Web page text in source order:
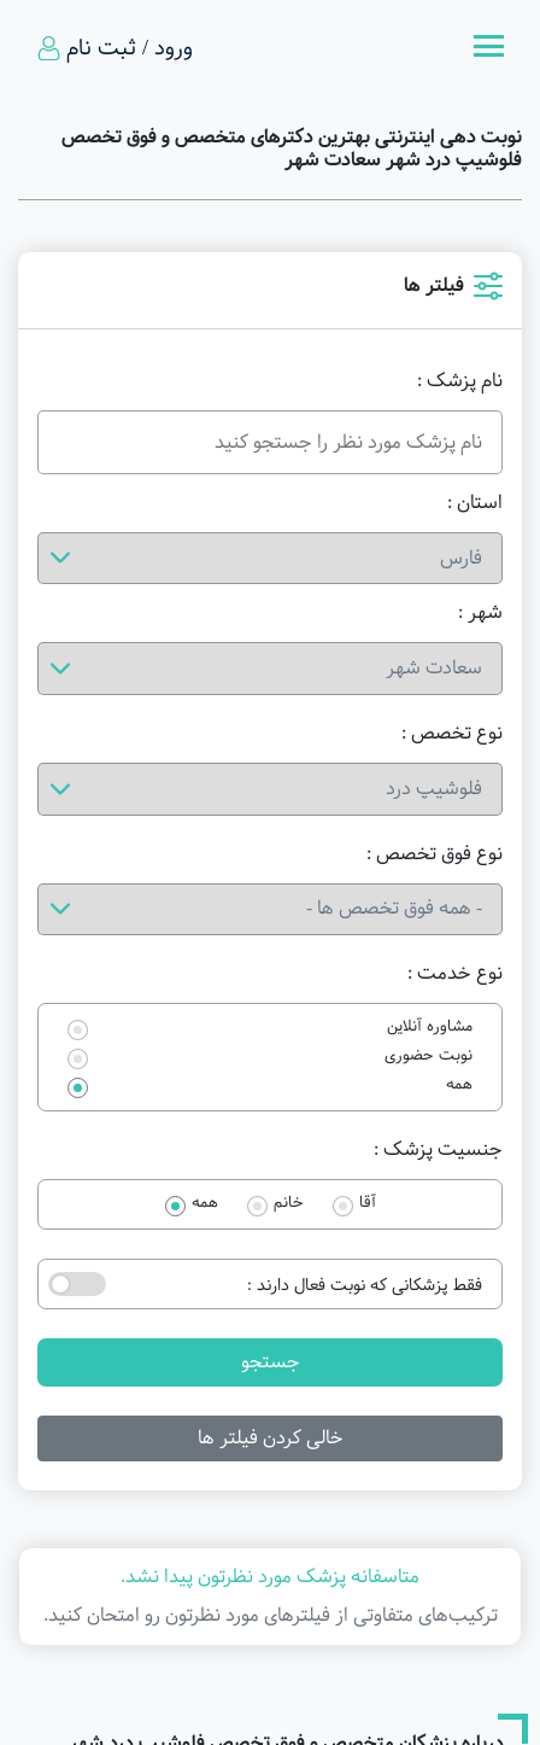
ورود / ثبت نام
نوبت دهی اینترنتی بهترین دکترهای متخصص و فوق تخصص
فلوشیپ درد شهر سعادت شهر
فیلتر ها
نام پزشک :
استان :
شهر :
نوع خدمت :
مشاوره آنلاین
نوبت حضوری
همه
نوع تخصص :
نوع فوق تخصص :
جنسیت پزشک :
آقا خانم همه
فقط پزشکانی که نوبت فعال دارند :
جستجو
خالی کردن فیلتر ها
متاسفانه پزشک مورد نظرتون پیدا نشد.
ترکیب‌های متفاوتی از فیلتر‌های مورد نظرتون رو امتحان کنید.